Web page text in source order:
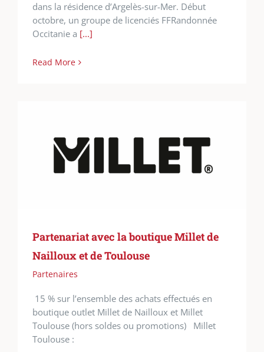
dans la résidence d’Argelès-sur-Mer. Début
octobre, un groupe de licenciés FFRandonnée
Occitanie a [...]
Read More
Partenariat avec la boutique Millet de
Nailloux et de Toulouse
Partenaires
15 % sur l’ensemble des achats effectués en
boutique outlet Millet de Nailloux et Millet
Toulouse (hors soldes ou promotions) Millet
Toulouse :